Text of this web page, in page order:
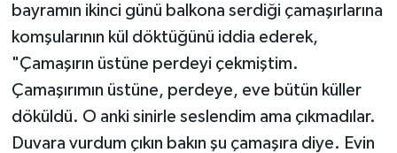
bayramın ikinci günü balkona serdiği çamaşırlarına
komşularının kül döktüğünü iddia ederek,
"Çamaşırın üstüne perdeyi çekmiştim.
Çamaşırımın üstüne, perdeye, eve bütün küller
döküldü. O anki sinirle seslendim ama çıkmadılar.
Duvara vurdum çıkın bakın şu çamaşıra diye. Evin